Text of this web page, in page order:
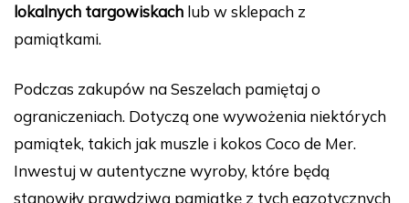
lokalnych targowiskach lub w sklepach z
pamiątkami.
Podczas zakupów na Seszelach pamiętaj o
ograniczeniach. Dotyczą one wywożenia niektórych
pamiątek, takich jak muszle i kokos Coco de Mer.
Inwestuj w autentyczne wyroby, które będą
stanowiły prawdziwą pamiątkę z tych egzotycznych